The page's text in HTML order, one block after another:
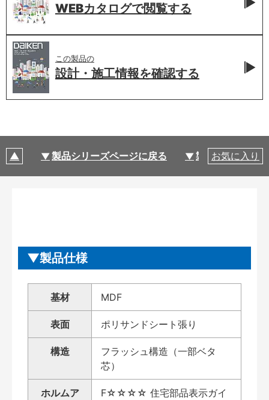
WEBカタログで閲覧する
この製品の
設計・施工情報を確認する
製品シリーズページに戻る 製品仕様
お気に入り
製品仕様
基材 MDF
表面 ポリサンドシート張り
構造
フラッシュ構造（一部ベタ
芯）
ホルムア
F☆☆☆☆ 住宅部品表示ガイ